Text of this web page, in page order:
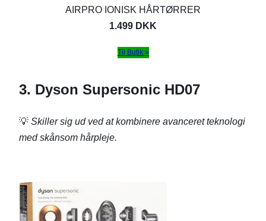
AIRPRO IONISK HÅRTØRRER
1.499 DKK
Til Butik »
3. Dyson Supersonic HD07
💡 Skiller sig ud ved at kombinere avanceret teknologi
med skånsom hårpleje.